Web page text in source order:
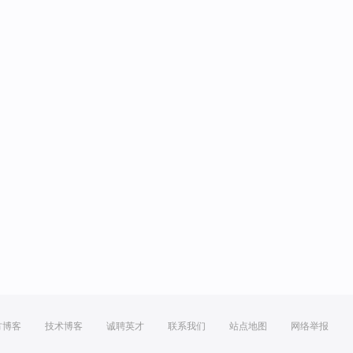
博客 技术博客 诚聘英才 联系我们 站点地图 网络举报